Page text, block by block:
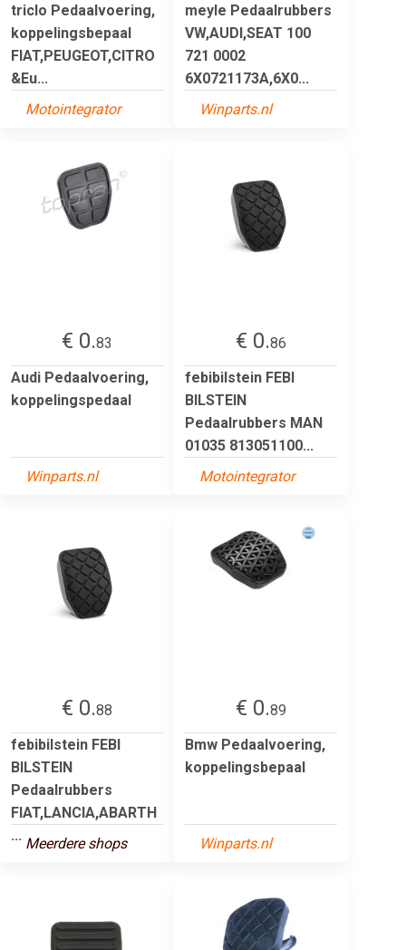
triclo Pedaalvoering,
koppelingsbepaal
FIAT,PEUGEOT,CITRO
&Eu...
Motointegrator
meyle Pedaalrubbers
VW,AUDI,SEAT 100
721 0002
6X0721173A,6X0...
Winparts.nl
€ 0.83
Audi Pedaalvoering,
koppelingspedaal
Winparts.nl
€ 0.86
febibilstein FEBI
BILSTEIN
Pedaalrubbers MAN
01035 813051100...
Motointegrator
€ 0.88
febibilstein FEBI
BILSTEIN
Pedaalrubbers
FIAT,LANCIA,ABARTH
... Meerdere shops
€ 0.89
Bmw Pedaalvoering,
koppelingsbepaal
Winparts.nl